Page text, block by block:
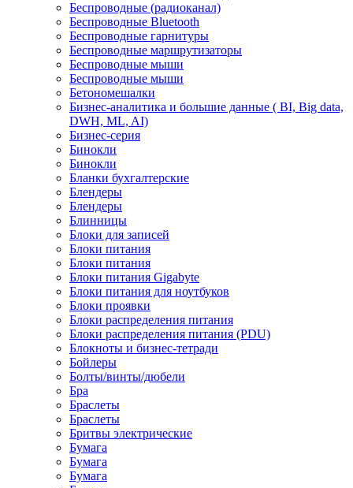
Беспроводные (радиоканал)
Беспроводные Bluetooth
Беспроводные гарнитуры
Беспроводные маршрутизаторы
Беспроводные мыши
Беспроводные мыши
Бетономешалки
Бизнес-аналитика и большие данные ( BI, Big data,
DWH, ML, AI)
Бизнес-серия
Бинокли
Бинокли
Бланки бухгалтерские
Блендеры
Блендеры
Блинницы
Блоки для записей
Блоки питания
Блоки питания
Блоки питания Gigabyte
Блоки питания для ноутбуков
Блоки проявки
Блоки распределения питания
Блоки распределения питания (PDU)
Блокноты и бизнес-тетради
Бойлеры
Болты/винты/дюбели
Бра
Браслеты
Браслеты
Бритвы электрические
Бумага
Бумага
Бумага